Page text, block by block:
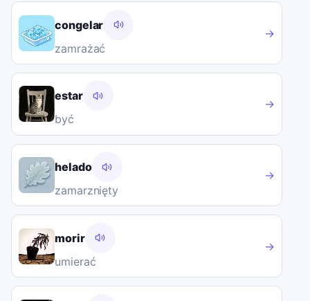
congelar
zamrażać
→
estar
być
→
helado
zamarznięty
→
morir
umierać
→